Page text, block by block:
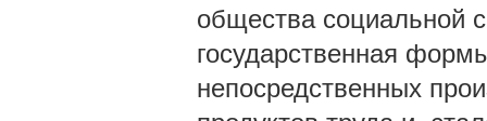
общества социальной
государственная
непосредственных